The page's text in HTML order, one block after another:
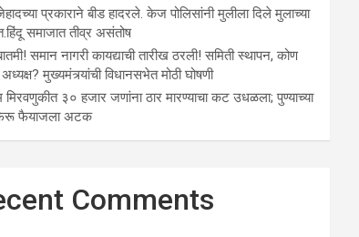
प्रकाराने बीड हादरले. केज पोलिसांनी मुलीला दिले मुलाच्या
समाजात तीव्र असंतोष
समान नागरी कायद्याची तारीख ठरली! समिती स्थापन, कोण
मुख्यमंत्र्यांची विधानसभेत मोठी घोषणी
मिरवणुकीत ३० हजार जणांना ठार मारण्‍याचा कट उधळला; पुण्‍याच्‍या
फैयाजला अटक
Comments